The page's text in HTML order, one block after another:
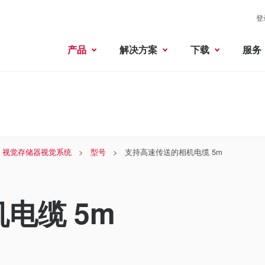
登
产品 解决方案 下载 服务
觉存储器视觉系统 型号 支持高速传送的相机电缆 5m
缆 5m